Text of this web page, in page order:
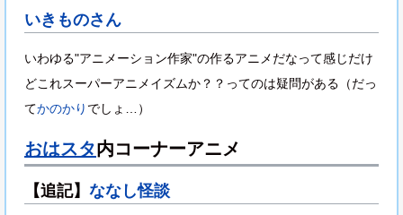
いきものさん
いわゆる"アニメーション作家"の作るアニメだなって感じだけ
どこれスーパーアニメイズムか？？ってのは疑問がある（だっ
てかのかり でしょ…）
おはスタ内コーナーアニメ
【追記】 ななし怪談